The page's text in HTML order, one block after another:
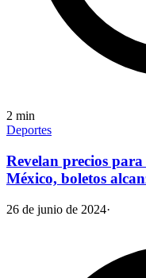
2 min
Deportes
Revelan precios
México, boletos
26 de junio de 2024·